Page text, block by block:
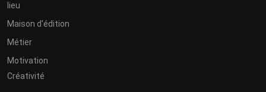
lieu
Maison d'édition
Métier
Motivation
Créativité